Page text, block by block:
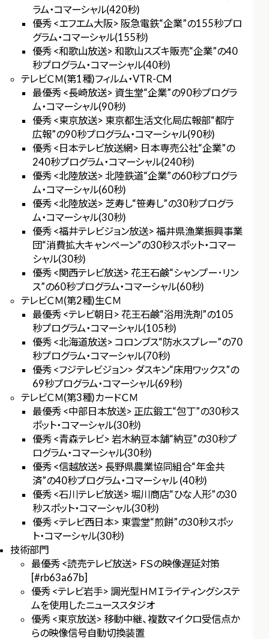
ラム・コマーシャル(420秒)
優秀 <エフエム大阪> 阪急電鉄“企業”の155秒プロ
グラム・コマーシャル(155秒)
優秀 <和歌山放送> 和歌山スズキ販売“企業”の40
秒プログラム・コマーシャル(40秒)
テレビＣＭ(第1種)フィルム・VTR-CM
最優秀 <長崎放送> 資生堂“企業”の90秒プログラ
ム・コマーシャル(90秒)
優秀 <東京放送> 東京都生活文化局広報部“都庁
広報”の90秒プログラム・コマーシャル(90秒)
優秀 <日本テレビ放送網> 日本専売公社“企業”の
240秒プログラム・コマーシャル(240秒)
優秀 <北陸放送> 北陸鉄道“企業”の60秒プログラ
ム・コマーシャル(60秒)
優秀 <北陸放送> 芝寿し“笹寿し”の30秒プログラ
ム・コマーシャル(30秒)
優秀 <福井テレビジョン放送> 福井県漁業振興事業
団“消費拡大キャンペーン”の30秒スポット・コマー
シャル(30秒)
優秀 <関西テレビ放送> 花王石鹸“シャンプー･リン
ス”の60秒プログラム・コマーシャル(60秒)
テレビＣＭ(第2種)生ＣＭ
最優秀 <テレビ朝日> 花王石鹸“浴用洗剤”の105
秒プログラム・コマーシャル(105秒)
優秀 <北海道放送> コロンブス“防水スプレー”の70
秒プログラム・コマーシャル(70秒)
優秀 <フジテレビジョン> ダスキン“床用ワックス”の
69秒プログラム・コマーシャル(69秒)
テレビＣＭ(第3種)カードＣＭ
最優秀 <中部日本放送> 正広鍛工“包丁”の30秒ス
ポット・コマーシャル(30秒)
優秀 <青森テレビ> 岩木納豆本舗“納豆”の30秒プ
ログラム・コマーシャル(30秒)
優秀 <信越放送> 長野県農業協同組合“年金共
済”の40秒プログラム・コマーシャル (40秒)
優秀 <石川テレビ放送> 堀川商店“ひな人形”の30
秒スポット・コマーシャル(30秒)
優秀 <テレビ西日本> 東雲堂“煎餅”の30秒スポッ
ト・コマーシャル(30秒)
技術部門
最優秀 <読売テレビ放送> ＦＳの映像遅延対策
[#rb63a67b]
優秀 <テレビ岩手> 調光型ＨＭＩライティングシステ
ムを使用したニューススタジオ
優秀 <東京放送> 移動中継、複数マイクロ受信点か
らの映像信号自動切換装置